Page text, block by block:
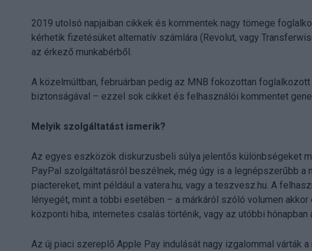
2019 utolsó napjaiban cikkek és kommentek nagy tömege
kérhetik fizetésüket alternatív számlára (Revolut, vagy
az érkező munkabérből.
A közelmúltban, februárban pedig az MNB fokozottan
biztonságával – ezzel sok cikket és felhasználói kommentet
Melyik szolgáltatást ismerik?
Az egyes eszközök diskurzusbeli súlya jelentős különbségeket
PayPal szolgáltatásról beszélnek, még úgy is a legnépszerűbb a
piactereket, mint például a vatera.hu, vagy a teszvesz.hu. A
lényegét, mint a többi esetében – a márkáról szóló volumen
központi hiba, internetes csalás történik, vagy az utóbbi
Az új piaci szereplő Apple Pay indulását nagy izgalommal várták